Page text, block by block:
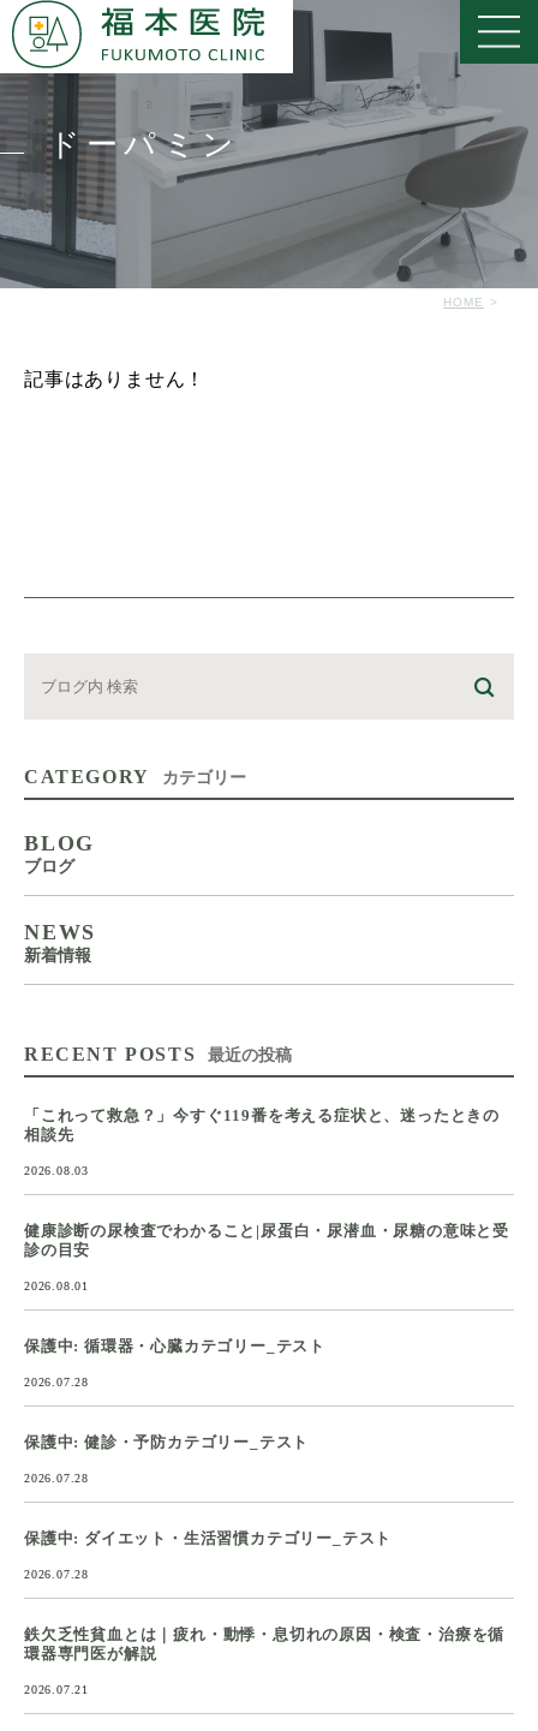
ドーパミン
HOME
記事はありません！
CATEGORY カテゴリー
BLOG
ブログ
NEWS
新着情報
RECENT POSTS 最近の投稿
「これって救急？」今すぐ119番を考える症状と、迷ったときの
相談先
2026.08.03
健康診断の尿検査でわかること|尿蛋白・尿潜血・尿糖の意味と受
診の目安
2026.08.01
保護中: 循環器・心臓カテゴリー_テスト
2026.07.28
保護中: 健診・予防カテゴリー_テスト
2026.07.28
保護中: ダイエット・生活習慣カテゴリー_テスト
2026.07.28
鉄欠乏性貧血とは｜疲れ・動悸・息切れの原因・検査・治療を循
環器専門医が解説
2026.07.21